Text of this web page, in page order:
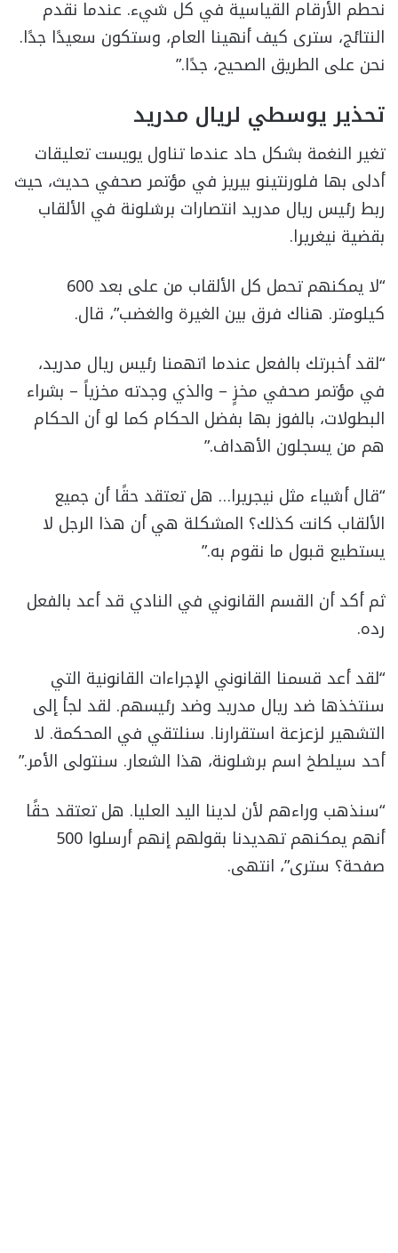
نحطم الأرقام القياسية في كل شيء. عندما نقدم
النتائج، سترى كيف أنهينا العام، وستكون سعيدًا جدًا.
نحن على الطريق الصحيح، جدًا.”
تحذير يوسطي لريال مدريد
تغير النغمة بشكل حاد عندما تناول يويست تعليقات
أدلى بها فلورنتينو بيريز في مؤتمر صحفي حديث، حيث
ربط رئيس ريال مدريد انتصارات برشلونة في الألقاب
بقضية نيغريرا.
“لا يمكنهم تحمل كل الألقاب من على بعد 600
كيلومتر. هناك فرق بين الغيرة والغضب”، قال.
“لقد أخبرتك بالفعل عندما اتهمنا رئيس ريال مدريد،
في مؤتمر صحفي مخزٍ – والذي وجدته مخزياً – بشراء
البطولات، بالفوز بها بفضل الحكام كما لو أن الحكام
هم من يسجلون الأهداف.”
“قال أشياء مثل نيجريرا… هل تعتقد حقًا أن جميع
الألقاب كانت كذلك؟ المشكلة هي أن هذا الرجل لا
يستطيع قبول ما نقوم به.”
ثم أكد أن القسم القانوني في النادي قد أعد بالفعل
رده.
“لقد أعد قسمنا القانوني الإجراءات القانونية التي
سنتخذها ضد ريال مدريد وضد رئيسهم. لقد لجأ إلى
التشهير لزعزعة استقرارنا. سنلتقي في المحكمة. لا
أحد سيلطخ اسم برشلونة، هذا الشعار. سنتولى الأمر.”
“سنذهب وراءهم لأن لدينا اليد العليا. هل تعتقد حقًا
أنهم يمكنهم تهديدنا بقولهم إنهم أرسلوا 500
صفحة؟ سترى”، انتهى.